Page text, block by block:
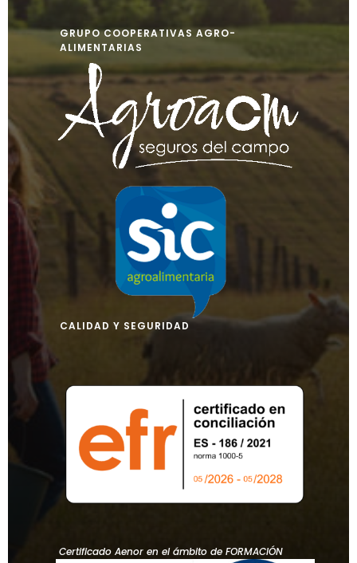
GRUPO COOPERATIVAS AGRO-
ALIMENTARIAS
CALIDAD Y SEGURIDAD
Certificado Aenor en el ámbito de FORMACIÓN